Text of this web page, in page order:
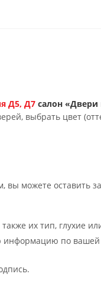
Д5, Д7 салон «Двери
выбрать цвет
можете оставить
их тип, глухие
по